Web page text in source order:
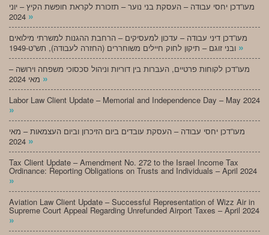
מעו”דכן יחסי עבודה – העסקת בני נוער – תזכורת לקראת חופשת הקיץ – יוני
»
מעו”דכן דיני עבודה – עדכון למעסיקים – הרחבת ההגנות למשרתי מילואים
»
מעו”דכן לקוחות פרטיים, העברות בין דוריות וניהול סכסוכי משפחה וירושה –
»
Labor Law Client Update – Memorial and Independence Day – May 2024
»
מעו”דכן יחסי עבודה – העסקת עובדים ביום הזיכרון וביום העצמאות – מאי
»
Tax Client Update – Amendment No. 272 to the Israel Income Tax
Ordinance: Reporting Obligations on Trusts and Individuals – April 2024
»
Aviation Law Client Update – Successful Representation of Wizz Air in
Supreme Court Appeal Regarding Unrefunded Airport Taxes – April 2024
»